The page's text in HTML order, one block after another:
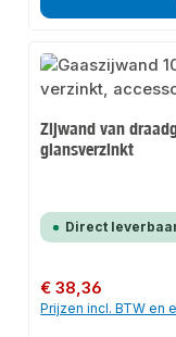
Zijwand van
glansverzinkt
Direct
Normale prijs:
€ 38,36
Prijzen incl. BTW en